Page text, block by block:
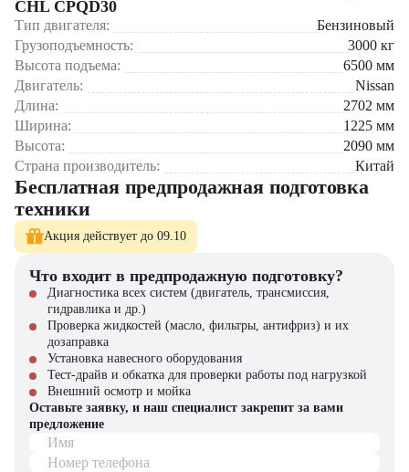
Легкий доступ к
обслуживанию
техническое обслуживание
Складские комплексы и логистические центры
Производственные предприятия и заводы
Строительные площадки
Торгово-складские базы
Транспортные и грузовые терминалы
Почему стоит выбрать CHL CPQD30?
Надежная и долговечная техника для бизнеса
Экономичный бензиновый двигатель с низким расходом
топлива
Высокая производительность в любых условиях работы
Удобство эксплуатации и безопасность оператора
Оптимальное соотношение цены и качества
компании "ЦТО"
Компания "ЦТО" – официальный дилер техники CHL,
предлагающий новые модели складского оборудования с гарантией.
У нас вы найдете: широкий выбор спецтехники, вилочных
погрузчиков, малой складской техники, навесного оборудования,
запчасти для долгосрочной эксплуатации, профессиональные
консультации по выбору техники.
Мы осуществляем быструю доставку по всей России и
обеспечиваем сервисное обслуживание и ремонт.
CHL CPQD30
Тип двигателя:
Бензиновый
Грузоподъемность:
3000 кг
Высота подъема:
6500 мм
Двигатель:
Nissan
Длина:
2702 мм
Ширина:
1225 мм
Высота:
2090 мм
Страна производитель:
Китай
Бесплатная предпродажная подготовка
техники
Акция действует до 09.10
Что входит в предпродажную подготовку?
Диагностика всех систем (двигатель, трансмиссия,
гидравлика и др.)
Проверка жидкостей (масло, фильтры, антифриз) и их
дозаправка
Установка навесного оборудования
Тест-драйв и обкатка для проверки работы под нагрузкой
Внешний осмотр и мойка
Оставьте заявку, и наш специалист закрепит за вами
предложение
Имя
Номер телефона